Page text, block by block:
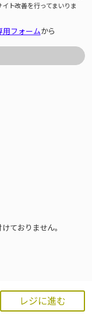
レジに進む
ト改善を行ってまいりま
用フォームから
ておりません。